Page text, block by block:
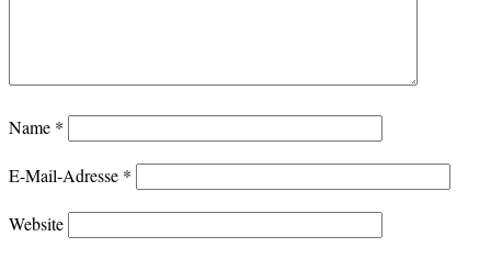
Name *
E-Mail-Adresse *
Website